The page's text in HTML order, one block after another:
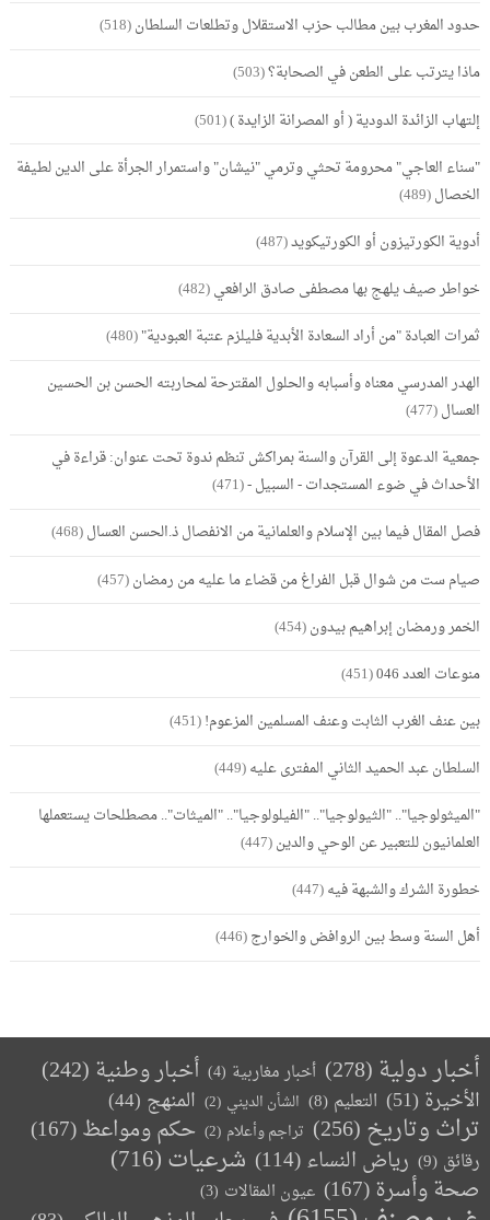
حدود المغرب بين مطالب حزب الاستقلال وتطلعات السلطان(518)
ماذا يترتب على الطعن في الصحابة؟(503)
إلتهاب الزائدة الدودية ( أو المصرانة الزايدة )(501)
"سناء العاجي" محرومة تحثي وترمي "نيشان" واستمرار الجرأة على الدين لطيفة
الخصال(489)
أدوية الكورتيزون أو الكورتيكويد(487)
خواطر صيف يلهج بها مصطفى صادق الرافعي(482)
ثمرات العبادة "من أراد السعادة الأبدية فليلزم عتبة العبودية"(480)
الهدر المدرسي معناه وأسبابه والحلول المقترحة لمحاربته الحسن بن الحسين
العسال(477)
جمعية الدعوة إلى القرآن والسنة بمراكش تنظم ندوة تحت عنوان: قراءة في
الأحداث في ضوء المستجدات - السبيل -(471)
فصل المقال فيما بين الإسلام والعلمانية من الانفصال ذ.الحسن العسال(468)
صيام ست من شوال قبل الفراغ من قضاء ما عليه من رمضان(457)
الخمر ورمضان إبراهيم بيدون(454)
منوعات العدد 046
(451)
بين عنف الغرب الثابت وعنف المسلمين المزعوم!(451)
السلطان عبد الحميد الثاني المفترى عليه(449)
"الميثولوجيا".. "الثيولوجيا".. "الفيلولوجيا".. "الميثات".. مصطلحات يستعملها
العلمانيون للتعبير عن الوحي والدين(447)
خطورة الشرك والشبهة فيه(447)
أهل السنة وسط بين الروافض والخوارج(446)
أخبار دولية (278) أخبار مغاربية (4) أخبار وطنية(242)
الأخيرة (51) التعليم (8) الشأن الديني (2) المنهج (44)
تراث وتاريخ(256) تراجم وأعلام (2) حكم ومواعظ(167)
رقائق (9) رياض النساء(114) شرعيات(716)
صحة وأسرة(167) عيون المقالات (3)